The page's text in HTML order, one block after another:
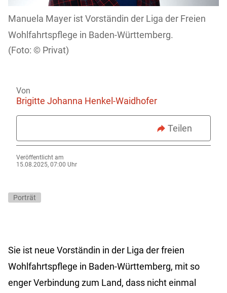
Manuela Mayer ist Vorständin der Liga der Freien
Wohlfahrtspflege in Baden-Württemberg.
Privat)
Von
Brigitte Johanna Henkel-Waidhofer
Teilen
Veröffentlicht am
15.08.2025, 07:00 Uhr
Porträt
Sie ist neue Vorständin in der Liga der freien
Wohlfahrtspflege in Baden-Württemberg, mit so
enger Verbindung zum Land, dass nicht einmal